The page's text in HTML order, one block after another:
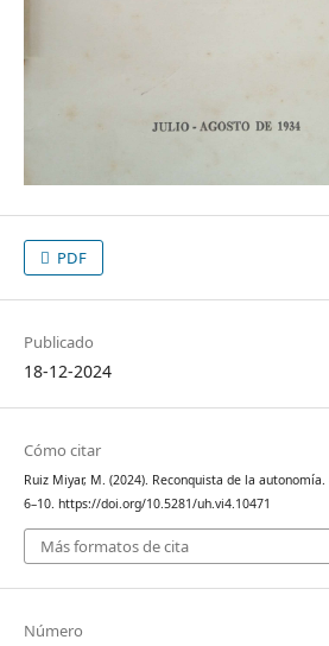
PDF
Publicado
18-12-2024
Cómo citar
Ruiz Miyar, M. (2024). Reconquista de la autonomía.
6–10. https://doi.org/10.5281/uh.vi4.10471
Más formatos de cita
Número